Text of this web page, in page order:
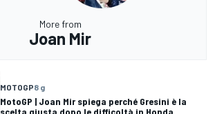
More from
Joan Mir
MOTOGP8 g
MotoGP | Joan Mir spiega perché Gresini è la